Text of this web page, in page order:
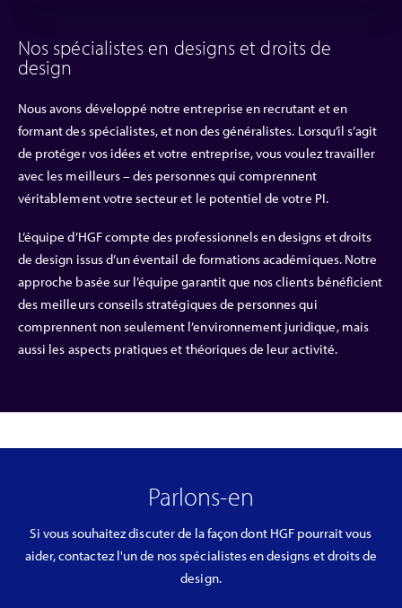
Nos spécialistes en designs et droits de
design
Nous avons développé notre entreprise en recrutant et en
formant des spécialistes, et non des généralistes. Lorsqu’il s’agit
de protéger vos idées et votre entreprise, vous voulez travailler
avec les meilleurs – des personnes qui comprennent
véritablement votre secteur et le potentiel de votre PI.
L’équipe d’HGF compte des professionnels en designs et droits
de design issus d’un éventail de formations académiques. Notre
approche basée sur l’équipe garantit que nos clients bénéficient
des meilleurs conseils stratégiques de personnes qui
comprennent non seulement l’environnement juridique, mais
aussi les aspects pratiques et théoriques de leur activité.
Parlons-en
Si vous souhaitez discuter de la façon dont HGF pourrait vous
aider, contactez l'un de nos spécialistes en designs et droits de
design.